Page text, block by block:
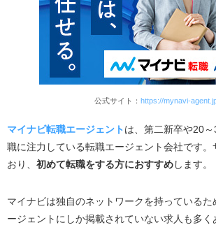
公式サイト： https://mynavi-
マイナビ転職エージェントは、第二新卒や20～
職に注力している転職エージェント会社です。
おり、 初めて転職をする方におすすめします。
マイナビは独自のネットワークを持っているた
ージェントにしか掲載されていない求人も多く